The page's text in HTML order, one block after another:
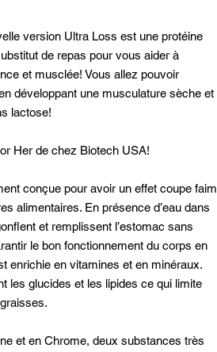
version Ultra Loss est une protéine
de repas pour vous aider à
et musclée! Vous allez pouvoir
développant une musculature sèche et
lactose!
Her de chez Biotech USA!
conçue pour avoir un effet coupe faim
alimentaires. En présence d’eau dans
et remplissent l’estomac sans
le bon fonctionnement du corps en
enrichie en vitamines et en minéraux.
les glucides et les lipides ce qui limite
et en Chrome, deux substances très